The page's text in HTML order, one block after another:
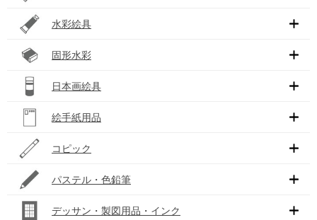
水彩絵具
固形水彩
日本画絵具
絵手紙用品
コピック
パステル・色鉛筆
デッサン・製図用品・インク